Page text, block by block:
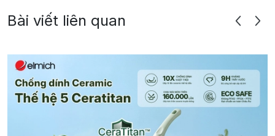
Bài viết liên quan